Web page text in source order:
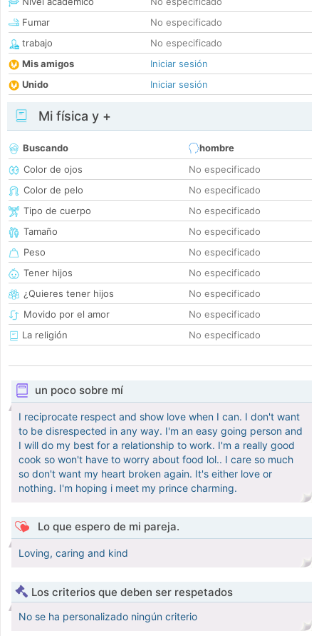
Fumar
No especificado
trabajo
No especificado
Mis amigos
Iniciar sesión
Unido
Iniciar sesión
Mi física y +
Buscando
hombre
Color de ojos
No especificado
Color de pelo
No especificado
Tipo de cuerpo
No especificado
Tamaño
No especificado
Peso
No especificado
Tener hijos
No especificado
¿Quieres tener hijos
No especificado
Movido por el amor
No especificado
La religión
No especificado
un poco sobre mí
I reciprocate respect and show love when I can. I don't want
to be disrespected in any way. I'm an easy going person and
I will do my best for a relationship to work. I'm a really good
cook so won't have to worry about food lol.. I care so much
so don't want my heart broken again. It's either love or
nothing. I'm hoping i meet my prince charming.
Lo que espero de mi pareja.
Loving, caring and kind
Los criterios que deben ser respetados
No se ha personalizado ningún criterio